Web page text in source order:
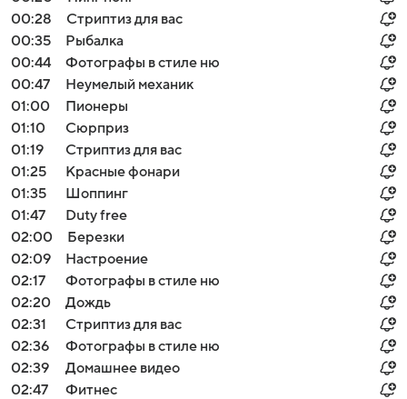
00:28
Стриптиз для вас
00:35
Рыбалка
00:44
Фотографы в стиле ню
00:47
Неумелый механик
01:00
Пионеры
01:10
Сюрприз
01:19
Стриптиз для вас
01:25
Красные фонари
01:35
Шоппинг
01:47
Duty free
02:00
Березки
02:09
Настроение
02:17
Фотографы в стиле ню
02:20
Дождь
02:31
Стриптиз для вас
02:36
Фотографы в стиле ню
02:39
Домашнее видео
02:47
Фитнес